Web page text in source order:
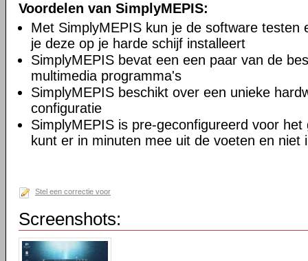
Voordelen van SimplyMEPIS:
Met SimplyMEPIS kun je de software testen
je deze op je harde schijf installeert
SimplyMEPIS bevat een een paar van de
multimedia programma's
SimplyMEPIS beschikt over een unieke
configuratie
SimplyMEPIS is pre-geconfigureerd voor
kunt er in minuten mee uit de voeten en niet
Stel een correctie voor
Screenshots: